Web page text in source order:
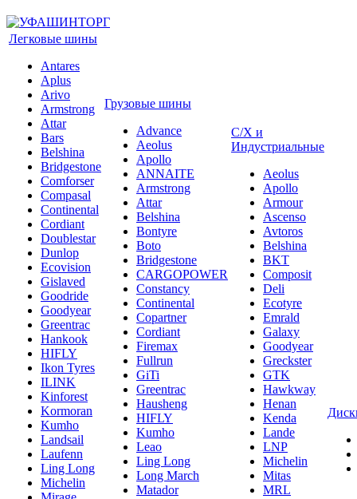
Легковые шины
Antares
Aplus
Arivo
Armstrong
Attar
Bars
Belshina
Bridgestone
Comforser
Compasal
Continental
Cordiant
Doublestar
Dunlop
Ecovision
Gislaved
Goodride
Goodyear
Greentrac
Hankook
HIFLY
Ikon Tyres
ILINK
Kinforest
Kormoran
Kumho
Landsail
Laufenn
Ling Long
Michelin
Грузовые шины
Advance
Aeolus
Apollo
ANNAITE
Armstrong
Attar
Belshina
Bontyre
Boto
Bridgestone
CARGOPOWER
Constancy
Continental
Copartner
Cordiant
Firemax
Fullrun
GiTi
Greentrac
Hausheng
HIFLY
Kumho
Leao
Ling Long
Long March
Matador
С/Х и
Индустриальные
Aeolus
Apollo
Armour
Ascenso
Avtoros
Belshina
BKT
Composit
Deli
Ecotyre
Emrald
Galaxy
Goodyear
Greckster
GTK
Hawkway
Henan
Kenda
Lande
LNP
Michelin
Mitas
MRL